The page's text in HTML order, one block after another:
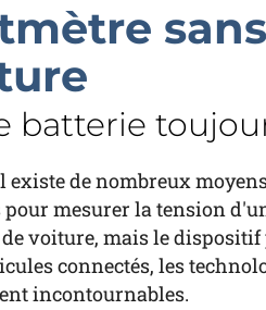
batterie
existe de nombreux
mesurer la tension
voiture, mais le
connectés, les
incontournables.